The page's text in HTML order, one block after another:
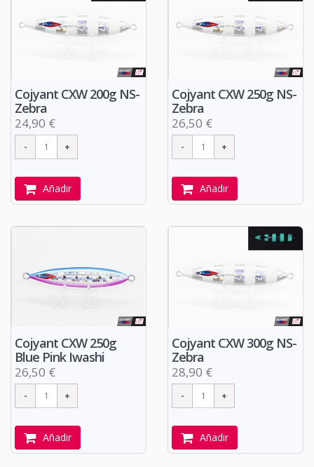
Cojyant CXW 200g NS-
Zebra
24,90 €
Añadir
Cojyant CXW 250g NS-
Zebra
26,50 €
Añadir
Cojyant CXW 250g
Blue Pink Iwashi
26,50 €
Añadir
Cojyant CXW 300g NS-
Zebra
28,90 €
Añadir